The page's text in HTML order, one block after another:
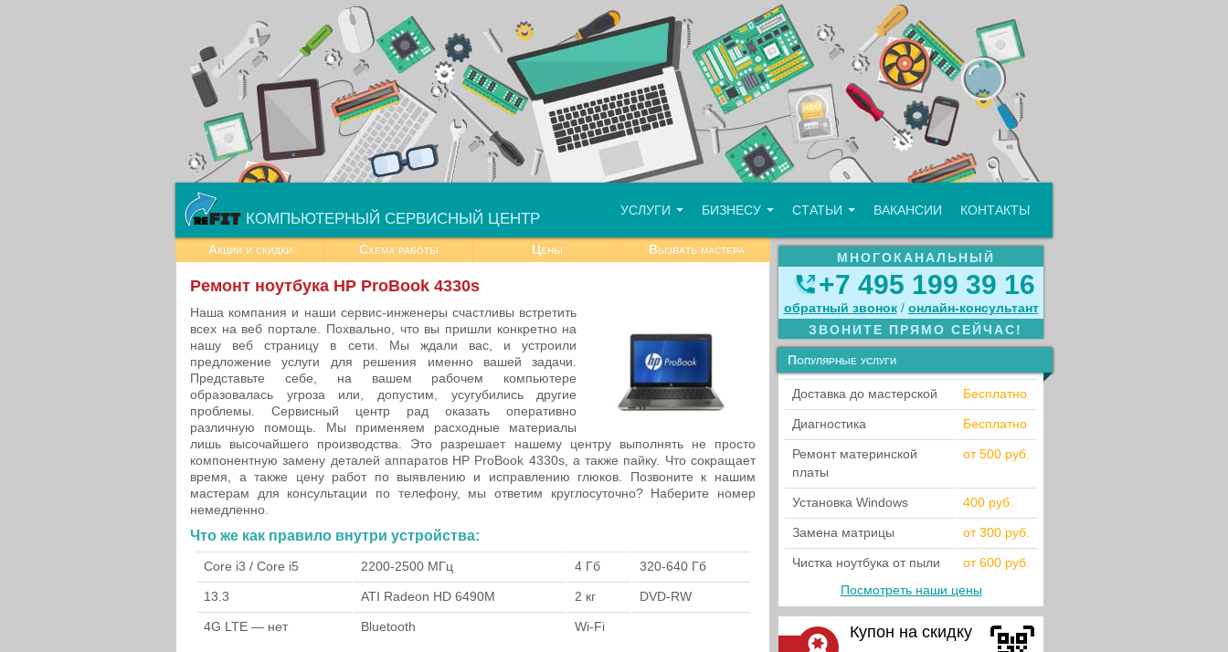
КОМПЬЮТЕРНЫЙ СЕРВИСНЫЙ ЦЕНТР УСЛУГИ БИЗНЕСУ СТАТЬИ ВАКАНСИИ КОНТАКТЫ
Акции и скидки Схема работы Цены Вызвать мастера
Ремонт ноутбука HP ProBook 4330s
Наша компания и наши сервис-инженеры счастливы встретить
всех на веб портале. Похвально, что вы пришли конкретно на
нашу веб страницу в сети. Мы ждали вас, и устроили
предложение услуги для решения именно вашей задачи.
Представьте себе, на вашем рабочем компьютере
образовалась угроза или, допустим, усугубились другие
проблемы. Сервисный центр рад оказать оперативно
различную помощь. Мы применяем расходные материалы
лишь высочайшего производства. Это разрешает нашему центру выполнять не просто
компонентную замену деталей аппаратов HP ProBook 4330s, а также пайку. Что сокращает
время, а также цену работ по выявлению и исправлению глюков. Позвоните к нашим
мастерам для консультации по телефону, мы ответим круглосуточно? Наберите номер
немедленно.
Что же как правило внутри устройства:
Core i3 / Core i5 2200-2500 МГц 4 Гб 320-640 Гб
13.3 ATI Radeon HD 6490M 2 кг DVD-RW
4G LTE — нет Bluetooth Wi-Fi
МНОГОКАНАЛЬНЫЙ
+7 495 199 39 16
обратный звонок / онлайн‑консультант
ЗВОНИТЕ ПРЯМО СЕЙЧАС!
Популярные услуги
Доставка до мастерской Бесплатно
Диагностика Бесплатно
Ремонт материнской
платы
от 500 руб.
Установка Windows 400 руб.
Замена матрицы от 300 руб.
Чистка ноутбука от пыли
от 600 руб.
Посмотреть наши цены
Купон на скидку